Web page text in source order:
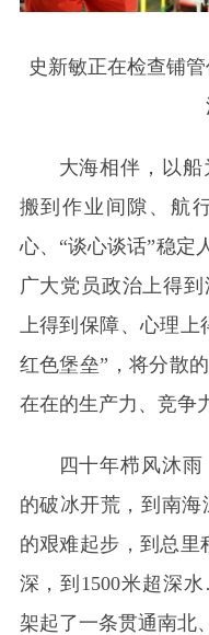
史新敏正在检查铺
大海相伴，以
搬到作业间隙、航
心、“谈心谈话”稳定
广大党员政治上得
上得到保障、心理
红色堡垒”，将分散
在在的生产力、竞争
四十年栉风沐
的破冰开荒，到南海
的艰难起步，到总里
深，到1500米超深
架起了一条贯通南北